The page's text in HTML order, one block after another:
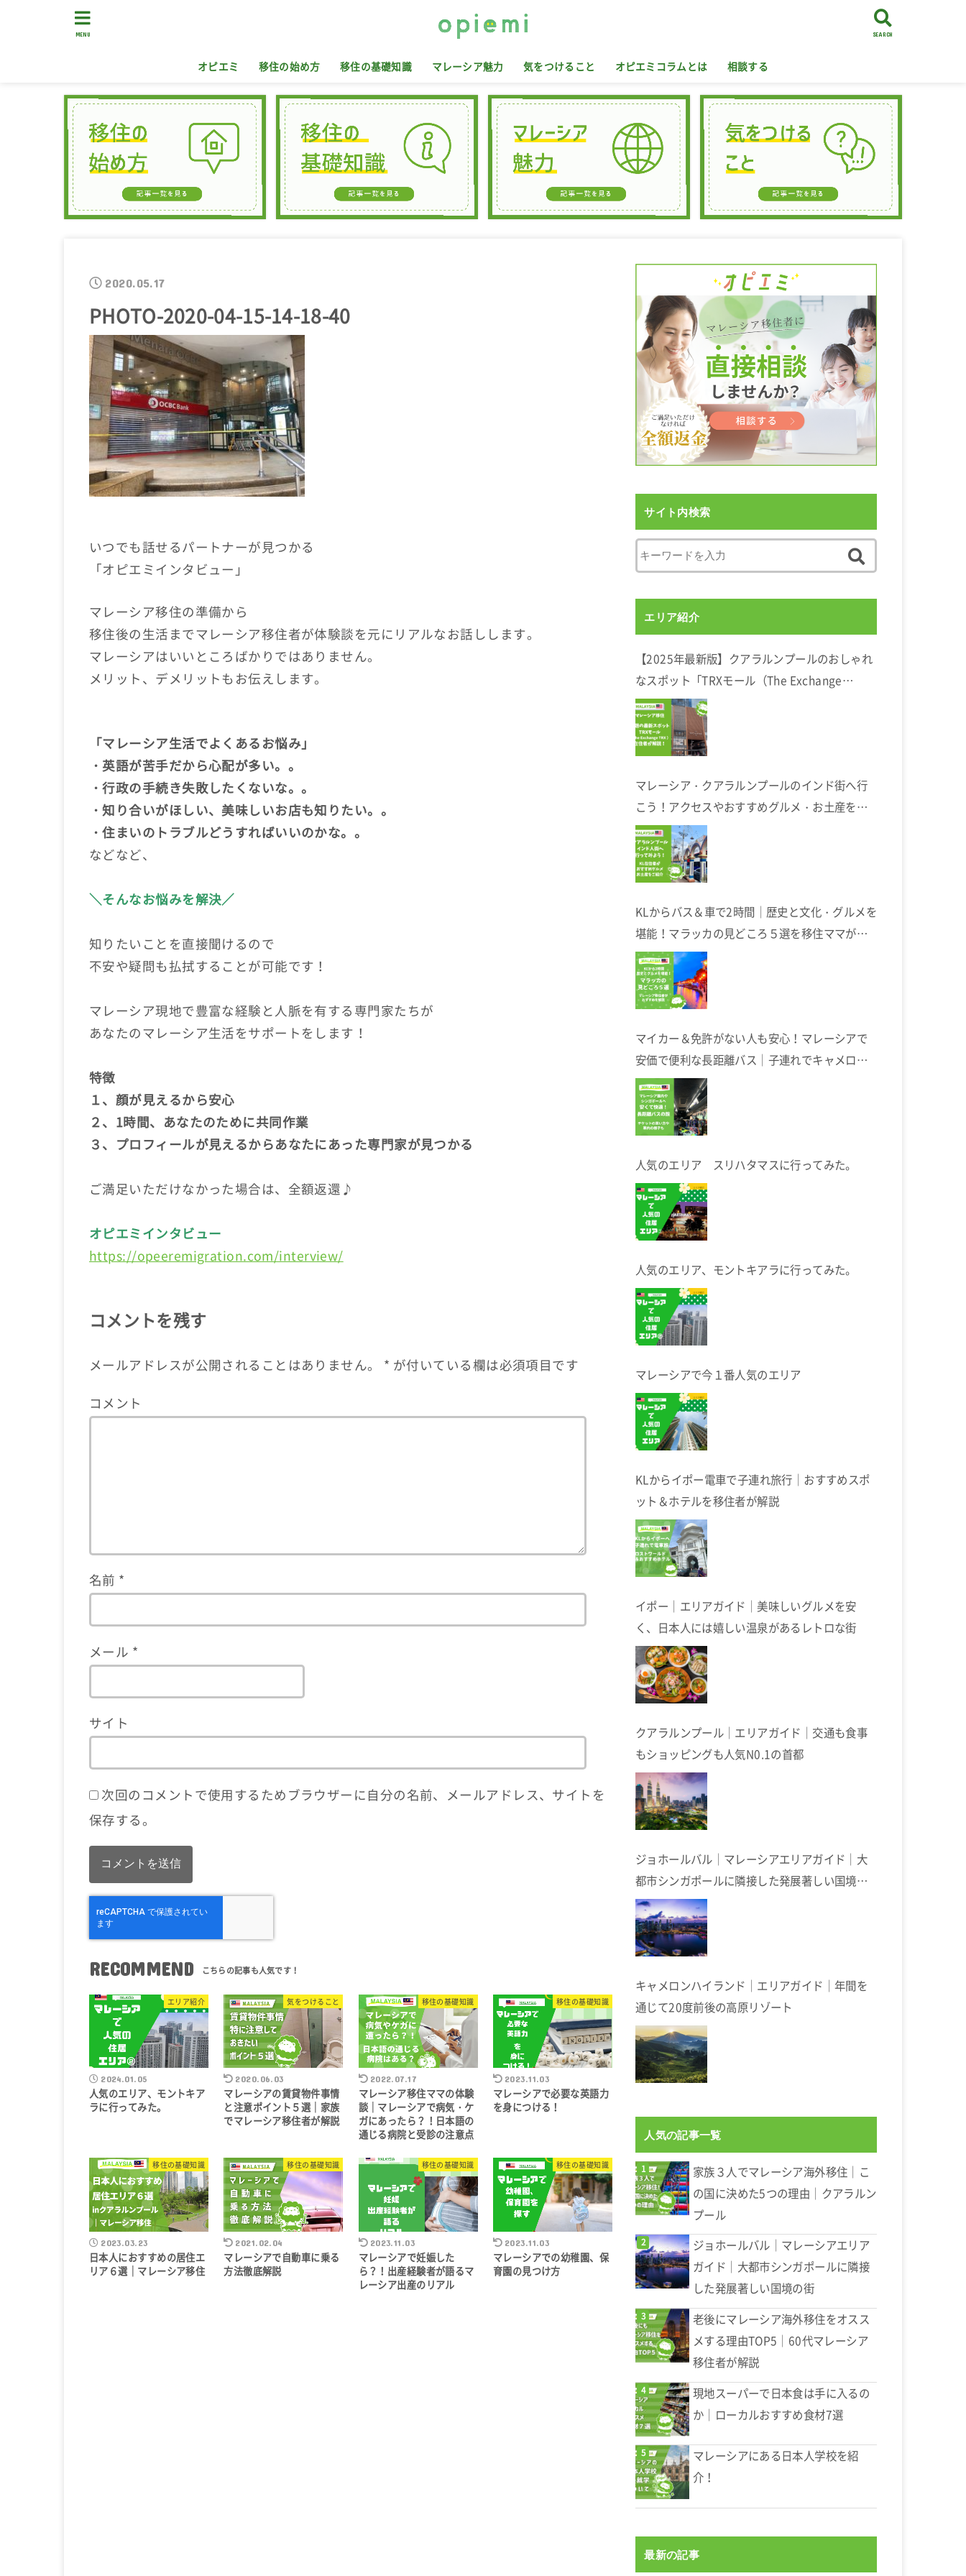
オピエミ 移住の始め方 移住の基礎知識 マレーシア魅力 気をつけること オピエミコラムとは 相談する
SEARCH
MENU
2020.05.17
PHOTO-2020-04-15-14-18-40
いつでも話せるパートナーが見つかる
「オピエミインタビュー」
マレーシア移住の準備から
移住後の生活までマレーシア移住者が体験談を元にリアルなお話しします。
マレーシアはいいところばかりではありません。
メリット、デメリットもお伝えします。
「マレーシア生活でよくあるお悩み」
・英語が苦手だから心配が多い。。
・行政の手続き失敗したくないな。。
・知り合いがほしい、美味しいお店も知りたい。。
・住まいのトラブルどうすればいいのかな。。
などなど、
＼そんなお悩みを解決／
知りたいことを直接聞けるので
不安や疑問も払拭することが可能です！
マレーシア現地で豊富な経験と人脈を有する専門家たちが
あなたのマレーシア生活をサポートをします！
特徴
１、顔が見えるから安心
２、1時間、あなたのために共同作業
３、プロフィールが見えるからあなたにあった専門家が見つかる
ご満足いただけなかった場合は、全額返還♪
オピエミインタビュー
https://opeeremigration.com/interview/
コメントを残す
メールアドレスが公開されることはありません。 * が付いている欄は必須項目です
コメント
名前 *
メール *
サイト
次回のコメントで使用するためブラウザーに自分の名前、メールアドレス、サイトを
保存する。
RECOMMEND
エリア紹介
2024.01.05
人気のエリア、モントキア
ラに行ってみた。
気をつけること
2020.06.03
マレーシアの賃貸物件事情
と注意ポイント５選｜家族
でマレーシア移住者が解説
移住の基礎知識
2022.07.17
マレーシア移住ママの体験
談｜マレーシアで病気・ケ
ガにあったら？！日本語の
通じる病院と受診の注意点
移住の基礎知識
2023.11.03
マレーシアで必要な英語力
を身につける！
移住の基礎知識
2023.03.23
日本人におすすめの居住エ
リア６選｜マレーシア移住
移住の基礎知識
2021.02.04
マレーシアで自動車に乗る
方法徹底解説
移住の基礎知識
2023.11.03
マレーシアで妊娠した
ら？！出産経験者が語るマ
レーシア出産のリアル
移住の基礎知識
2023.11.03
マレーシアでの幼稚園、保
育園の見つけ方
サイト内検索
エリア紹介
【2025年最新版】クアラルンプールのおしゃれ
なスポット「TRXモール（The Exchange
TRX）」完全ガイド
マレーシア・クアラルンプールのインド街へ行
こう！アクセスやおすすめグルメ・お土産を在
住者が解説します
KLからバス＆車で2時間｜歴史と文化・グルメを
堪能！マラッカの見どころ５選を移住ママが解
説
マイカー＆免許がない人も安心！マレーシアで
安価で便利な長距離バス｜子連れでキャメロン
ハイランドへ
人気のエリア スリハタマスに行ってみた。
人気のエリア、モントキアラに行ってみた。
マレーシアで今１番人気のエリア
KLからイポー電車で子連れ旅行｜おすすめスポ
ット＆ホテルを移住者が解説
イポー｜エリアガイド｜美味しいグルメを安
く、日本人には嬉しい温泉があるレトロな街
クアラルンプール｜エリアガイド｜交通も食事
もショッピングも人気N0.1の首都
ジョホールバル｜マレーシアエリアガイド｜大
都市シンガポールに隣接した発展著しい国境の
街
キャメロンハイランド｜エリアガイド｜年間を
通じて20度前後の高原リゾート
人気の記事一覧
家族３人でマレーシア海外移住｜こ
の国に決めた5つの理由｜クアラルン
プール
ジョホールバル｜マレーシアエリア
ガイド｜大都市シンガポールに隣接
した発展著しい国境の街
老後にマレーシア海外移住をオスス
メする理由TOP5｜60代マレーシア
移住者が解説
現地スーパーで日本食は手に入るの
か｜ローカルおすすめ食材7選
マレーシアにある日本人学校を紹
介！
最新の記事